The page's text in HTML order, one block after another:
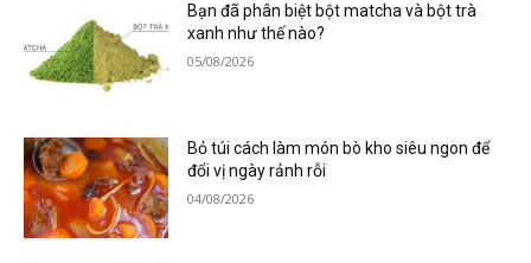
Bạn đã phân biệt bột matcha và bột trà
xanh như thế nào?
05/08/2026
Bỏ túi cách làm món bò kho siêu ngon để
đổi vị ngày rảnh rỗi
04/08/2026